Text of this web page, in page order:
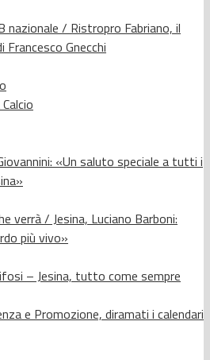
nazionale / Ristropro Fabriano, il
Francesco Gnecchi
«Un saluto speciale a tutti i
verrà / Jesina, Luciano Barboni:
più vivo»
– Jesina, tutto come sempre
e Promozione, diramati i calendari